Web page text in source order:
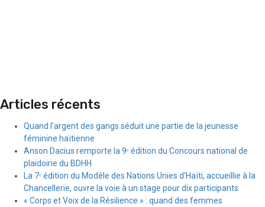
Articles récents
Quand l’argent des gangs séduit une partie de la jeunesse
féminine haïtienne
Anson Dacius remporte la 9ᵉ édition du Concours national de
plaidoirie du BDHH
La 7ᵉ édition du Modèle des Nations Unies d’Haïti, accueillie à la
Chancellerie, ouvre la voie à un stage pour dix participants
« Corps et Voix de la Résilience » : quand des femmes